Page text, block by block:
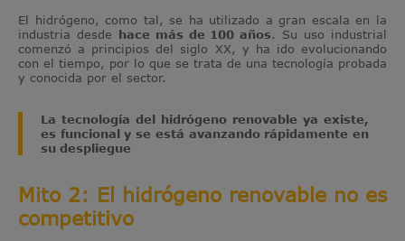
El hidrógeno, como tal, se ha utilizado a gran escala en la
industria desde hace más de 100 años. Su uso industrial
comenzó a principios del siglo XX, y ha ido evolucionando
con el tiempo, por lo que se trata de una tecnología probada
y conocida por el sector.
La tecnología del hidrógeno renovable ya existe,
es funcional y se está avanzando rápidamente en
su despliegue
Mito 2: El hidrógeno renovable no es
competitivo